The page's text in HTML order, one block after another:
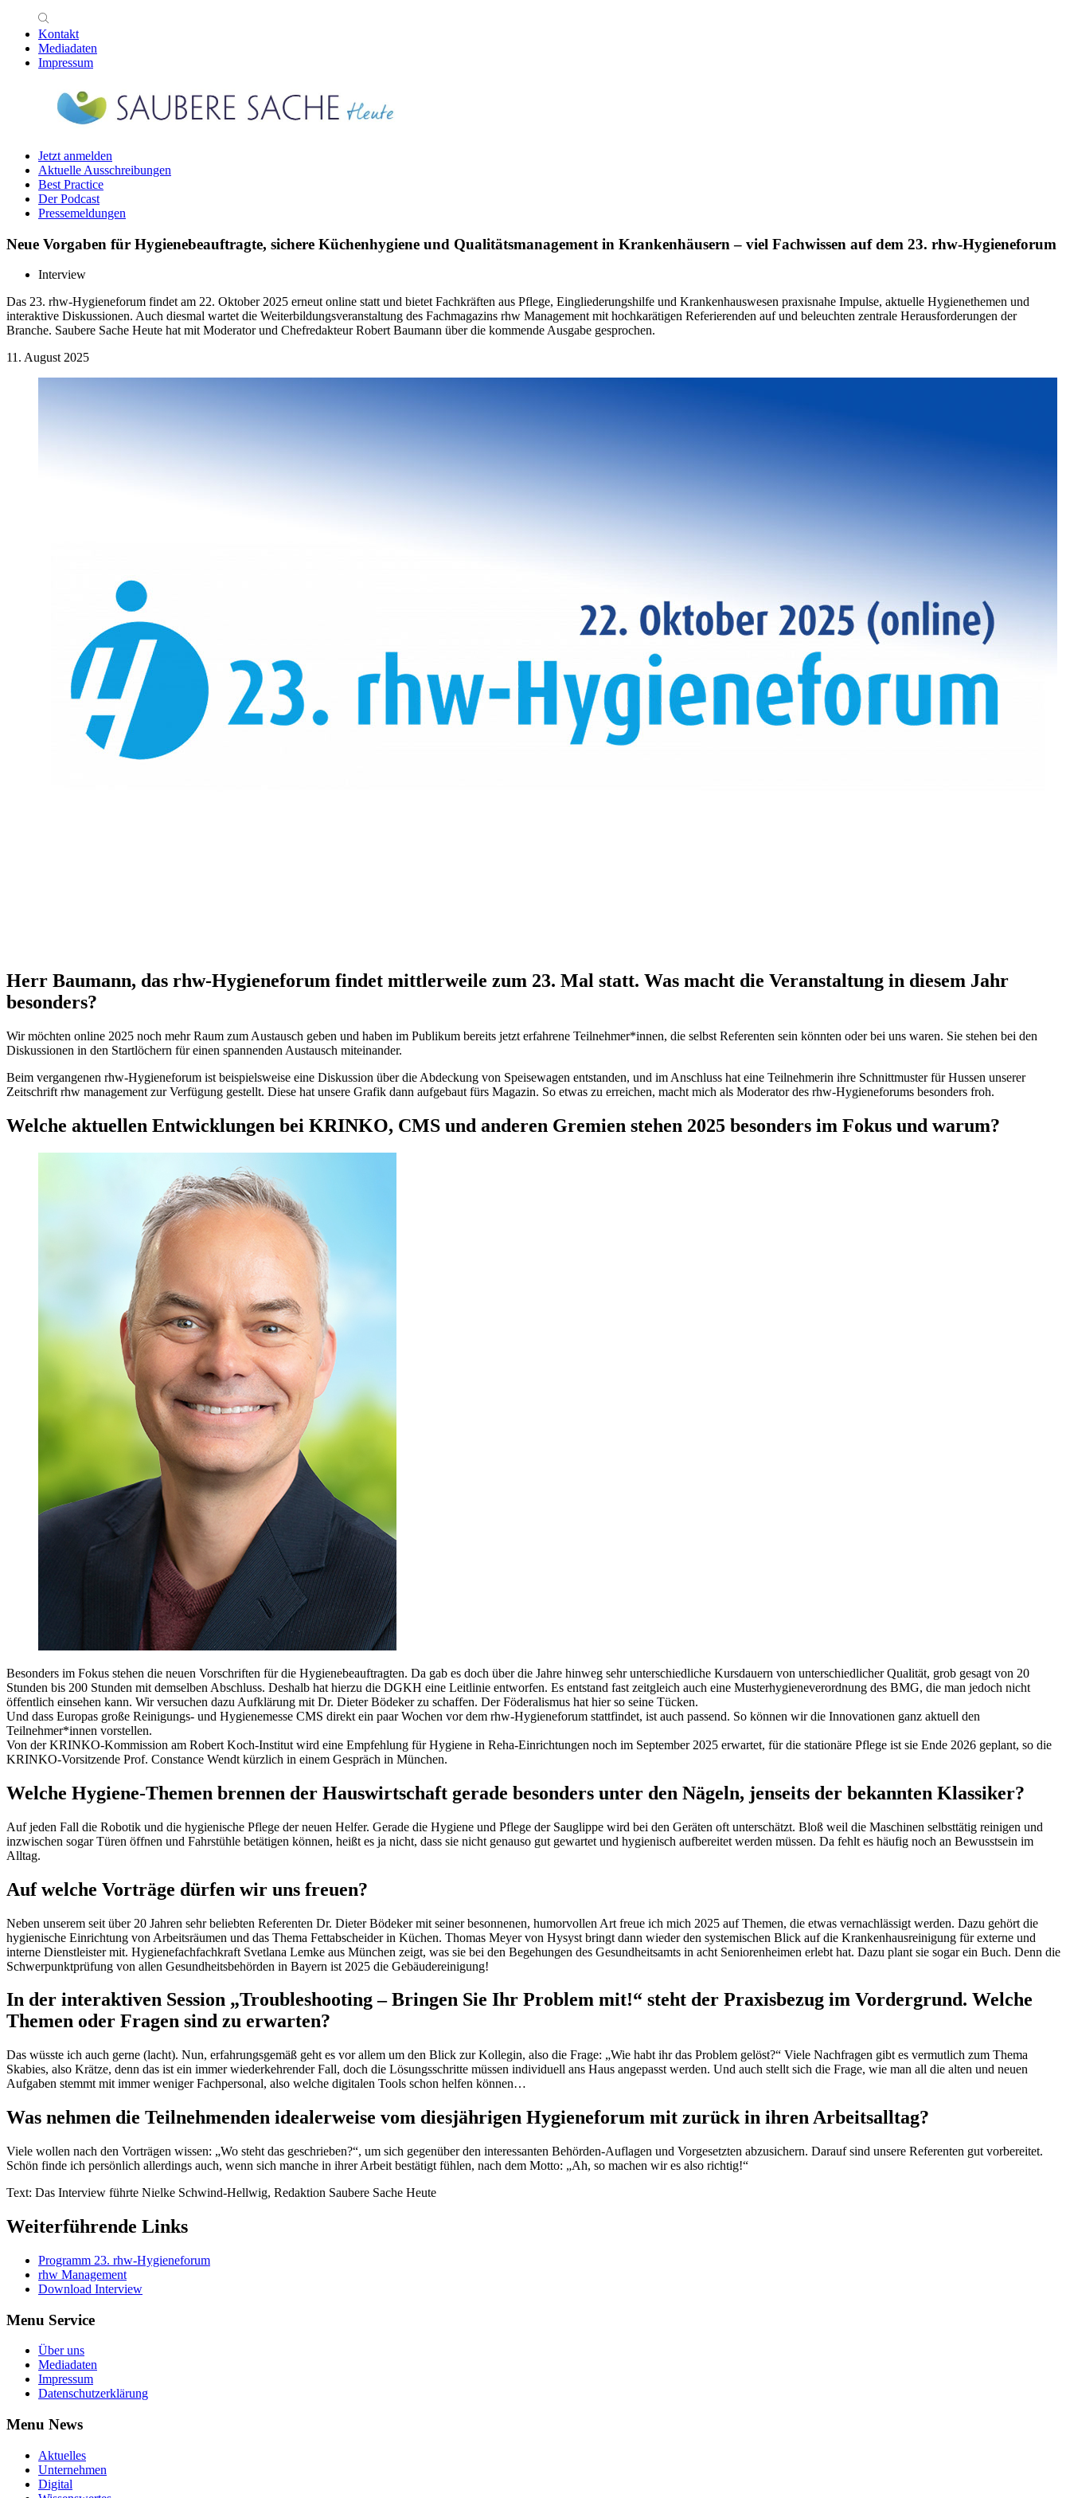
Kontakt
Mediadaten
Impressum
Jetzt anmelden
Aktuelle Ausschreibungen
Best Practice
Der Podcast
Pressemeldungen
Neue Vorgaben für Hygienebeauftragte, sichere Küchenhygiene und Qualitätsmanagement in Krankenhäusern – viel Fachwissen auf dem 23. rhw-Hygieneforum
Interview
Das 23. rhw-Hygieneforum findet am 22. Oktober 2025 erneut online statt und bietet Fachkräften aus Pflege, Eingliederungshilfe und Krankenhauswesen praxisnahe Impulse, aktuelle Hygienethemen und
interaktive Diskussionen. Auch diesmal wartet die Weiterbildungsveranstaltung des Fachmagazins rhw Management mit hochkarätigen Referierenden auf und beleuchten zentrale Herausforderungen der
Branche. Saubere Sache Heute hat mit Moderator und Chefredakteur Robert Baumann über die kommende Ausgabe gesprochen.
11. August 2025
Herr Baumann, das rhw-Hygieneforum findet mittlerweile zum 23. Mal statt. Was macht die Veranstaltung in diesem Jahr
besonders?
Wir möchten online 2025 noch mehr Raum zum Austausch geben und haben im Publikum bereits jetzt erfahrene Teilnehmer*innen, die selbst Referenten sein könnten oder bei uns waren. Sie stehen bei den
Diskussionen in den Startlöchern für einen spannenden Austausch miteinander.
Beim vergangenen rhw-Hygieneforum ist beispielsweise eine Diskussion über die Abdeckung von Speisewagen entstanden, und im Anschluss hat eine Teilnehmerin ihre Schnittmuster für Hussen unserer
Zeitschrift rhw management zur Verfügung gestellt. Diese hat unsere Grafik dann aufgebaut fürs Magazin. So etwas zu erreichen, macht mich als Moderator des rhw-Hygieneforums besonders froh.
Welche aktuellen Entwicklungen bei KRINKO, CMS und anderen Gremien stehen 2025 besonders im Fokus und warum?
Besonders im Fokus stehen die neuen Vorschriften für die Hygienebeauftragten. Da gab es doch über die Jahre hinweg sehr unterschiedliche Kursdauern von unterschiedlicher Qualität, grob gesagt von 20
Stunden bis 200 Stunden mit demselben Abschluss. Deshalb hat hierzu die DGKH eine Leitlinie entworfen. Es entstand fast zeitgleich auch eine Musterhygieneverordnung des BMG, die man jedoch nicht
öffentlich einsehen kann. Wir versuchen dazu Aufklärung mit Dr. Dieter Bödeker zu schaffen. Der Föderalismus hat hier so seine Tücken.
Und dass Europas große Reinigungs- und Hygienemesse CMS direkt ein paar Wochen vor dem rhw-Hygieneforum stattfindet, ist auch passend. So können wir die Innovationen ganz aktuell den
Teilnehmer*innen vorstellen.
Von der KRINKO-Kommission am Robert Koch-Institut wird eine Empfehlung für Hygiene in Reha-Einrichtungen noch im September 2025 erwartet, für die stationäre Pflege ist sie Ende 2026 geplant, so die
KRINKO-Vorsitzende Prof. Constance Wendt kürzlich in einem Gespräch in München.
Welche Hygiene-Themen brennen der Hauswirtschaft gerade besonders unter den Nägeln, jenseits der bekannten Klassiker?
Auf jeden Fall die Robotik und die hygienische Pflege der neuen Helfer. Gerade die Hygiene und Pflege der Sauglippe wird bei den Geräten oft unterschätzt. Bloß weil die Maschinen selbsttätig reinigen und
inzwischen sogar Türen öffnen und Fahrstühle betätigen können, heißt es ja nicht, dass sie nicht genauso gut gewartet und hygienisch aufbereitet werden müssen. Da fehlt es häufig noch an Bewusstsein im
Alltag.
Auf welche Vorträge dürfen wir uns freuen?
Neben unserem seit über 20 Jahren sehr beliebten Referenten Dr. Dieter Bödeker mit seiner besonnenen, humorvollen Art freue ich mich 2025 auf Themen, die etwas vernachlässigt werden. Dazu gehört die
hygienische Einrichtung von Arbeitsräumen und das Thema Fettabscheider in Küchen. Thomas Meyer von Hysyst bringt dann wieder den systemischen Blick auf die Krankenhausreinigung für externe und
interne Dienstleister mit. Hygienefachfachkraft Svetlana Lemke aus München zeigt, was sie bei den Begehungen des Gesundheitsamts in acht Seniorenheimen erlebt hat. Dazu plant sie sogar ein Buch. Denn die
Schwerpunktprüfung von allen Gesundheitsbehörden in Bayern ist 2025 die Gebäudereinigung!
In der interaktiven Session „Troubleshooting – Bringen Sie Ihr Problem mit!“ steht der Praxisbezug im Vordergrund. Welche
Themen oder Fragen sind zu erwarten?
Das wüsste ich auch gerne (lacht). Nun, erfahrungsgemäß geht es vor allem um den Blick zur Kollegin, also die Frage: „Wie habt ihr das Problem gelöst?“ Viele Nachfragen gibt es vermutlich zum Thema
Skabies, also Krätze, denn das ist ein immer wiederkehrender Fall, doch die Lösungsschritte müssen individuell ans Haus angepasst werden. Und auch stellt sich die Frage, wie man all die alten und neuen
Aufgaben stemmt mit immer weniger Fachpersonal, also welche digitalen Tools schon helfen können…
Was nehmen die Teilnehmenden idealerweise vom diesjährigen Hygieneforum mit zurück in ihren Arbeitsalltag?
Viele wollen nach den Vorträgen wissen: „Wo steht das geschrieben?“, um sich gegenüber den interessanten Behörden-Auflagen und Vorgesetzten abzusichern. Darauf sind unsere Referenten gut vorbereitet.
Schön finde ich persönlich allerdings auch, wenn sich manche in ihrer Arbeit bestätigt fühlen, nach dem Motto: „Ah, so machen wir es also richtig!“
Text: Das Interview führte Nielke Schwind-Hellwig, Redaktion Saubere Sache Heute
Weiterführende Links
Programm 23. rhw-Hygieneforum
rhw Management
Download Interview
Menu Service
Über uns
Mediadaten
Impressum
Datenschutzerklärung
Menu News
Aktuelles
Unternehmen
Digital